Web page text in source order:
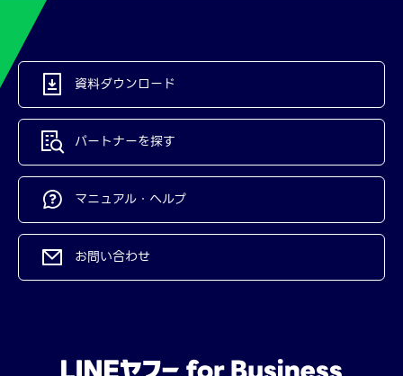
資料ダウンロード
パートナーを探す
マニュアル・ヘルプ
お問い合わせ